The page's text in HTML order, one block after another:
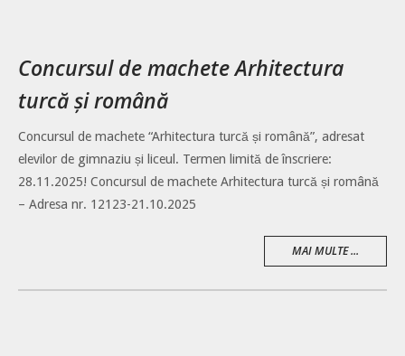
Concursul de machete Arhitectura
turcă și română
Concursul de machete “Arhitectura turcă și română”, adresat
elevilor de gimnaziu și liceul. Termen limită de înscriere:
28.11.2025! Concursul de machete Arhitectura turcă și română
– Adresa nr. 12123-21.10.2025
MAI MULTE ...